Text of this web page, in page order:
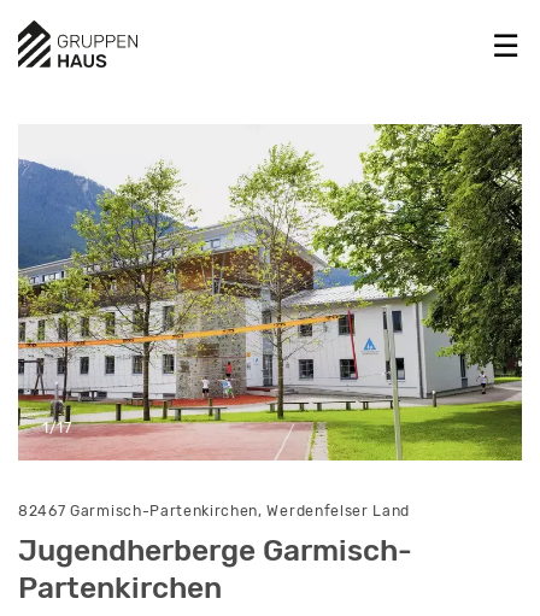
1/17
82467 Garmisch-Partenkirchen, Werdenfelser Land
Jugendherberge Garmisch-
Partenkirchen